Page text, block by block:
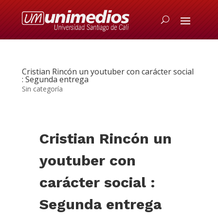
Cristian Rincón un youtuber con carácter social
: Segunda entrega
Sin categoría
Cristian Rincón un
youtuber con
carácter social :
Segunda entrega